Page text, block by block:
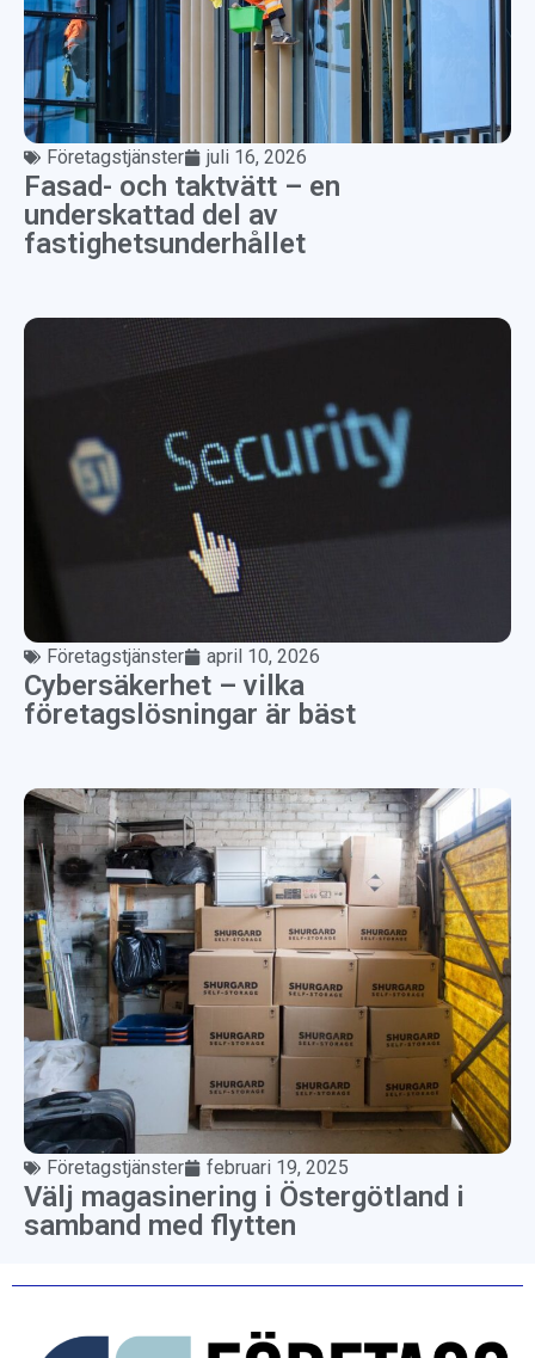
Företagstjänster juli 16, 2026
Fasad- och taktvätt – en
underskattad del av
fastighetsunderhållet
Företagstjänster april 10, 2026
Cybersäkerhet – vilka
företagslösningar är bäst
Företagstjänster februari 19, 2025
Välj magasinering i Östergötland i
samband med flytten